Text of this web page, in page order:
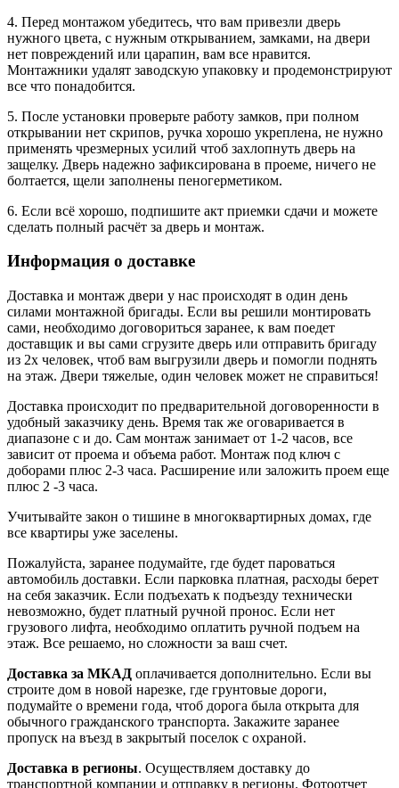
4. Перед монтажом убедитесь, что вам привезли дверь
нужного цвета, с нужным открыванием, замками, на двери
нет повреждений или царапин, вам все нравится.
Монтажники удалят заводскую упаковку и продемонстрируют
все что понадобится.
5. После установки проверьте работу замков, при полном
открывании нет скрипов, ручка хорошо укреплена, не нужно
применять чрезмерных усилий чтоб захлопнуть дверь на
защелку. Дверь надежно зафиксирована в проеме, ничего не
болтается, щели заполнены пеногерметиком.
6. Если всё хорошо, подпишите акт приемки сдачи и можете
сделать полный расчёт за дверь и монтаж.
Информация о доставке
Доставка и монтаж двери у нас происходят в один день
силами монтажной бригады. Если вы решили монтировать
сами, необходимо договориться заранее, к вам поедет
доставщик и вы сами сгрузите дверь или отправить бригаду
из 2х человек, чтоб вам выгрузили дверь и помогли поднять
на этаж. Двери тяжелые, один человек может не справиться!
Доставка происходит по предварительной договоренности в
удобный заказчику день. Время так же оговаривается в
диапазоне с и до. Сам монтаж занимает от 1-2 часов, все
зависит от проема и объема работ. Монтаж под ключ с
доборами плюс 2-3 часа. Расширение или заложить проем еще
плюс 2 -3 часа.
Учитывайте закон о тишине в многоквартирных домах, где
все квартиры уже заселены.
Пожалуйста, заранее подумайте, где будет пароваться
автомобиль доставки. Если парковка платная, расходы берет
на себя заказчик. Если подъехать к подъезду технически
невозможно, будет платный ручной пронос. Если нет
грузового лифта, необходимо оплатить ручной подъем на
этаж. Все решаемо, но сложности за ваш счет.
Доставка за МКАД оплачивается дополнительно. Если вы
строите дом в новой нарезке, где грунтовые дороги,
подумайте о времени года, чтоб дорога была открыта для
обычного гражданского транспорта. Закажите заранее
пропуск на въезд в закрытый поселок с охраной.
Доставка в регионы. Осуществляем доставку до
транспортной компании и отправку в регионы. Фотоотчет